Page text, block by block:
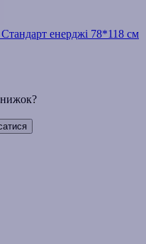
енерджі 78*118 см